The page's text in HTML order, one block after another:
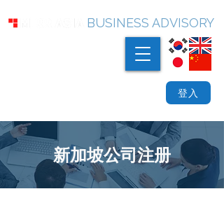
BUSINESS ADVISORY
登入
新加坡公司注册